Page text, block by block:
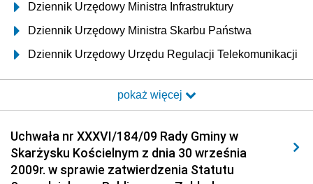
Dziennik Urzędowy Ministra Infrastruktury
Dziennik Urzędowy Ministra Skarbu Państwa
Dziennik Urzędowy Urzędu Regulacji Telekomunikacji
Dziennik Urzędowy Ministra Transportu i Budownictwa
Elektronicznej
Dziennik Urzędowy Ministra Spraw Wewnętrznych i
Administracji
pokaż więcej
Uchwała nr XXXVI/184/09 Rady Gminy w
Skarżysku Kościelnym z dnia 30 września
2009r. w sprawie zatwierdzenia Statutu